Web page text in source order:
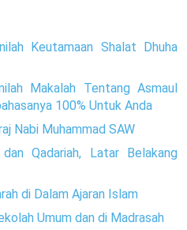
Keutamaan Shalat Dhuha
Makalah Tentang Asmaul
100% Untuk Anda
Nabi Muhammad SAW
Qadariah, Latar Belakang
di Dalam Ajaran Islam
Umum dan di Madrasah